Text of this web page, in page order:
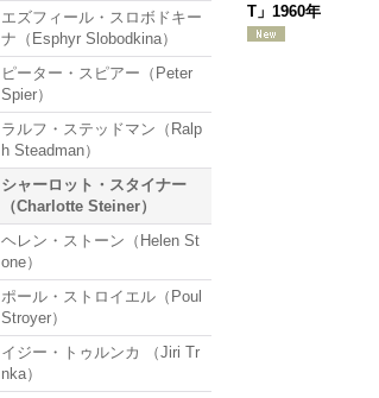
エズフィール・スロボドキー
ナ（Esphyr Slobodkina）
ピーター・スピアー（Peter
Spier）
ラルフ・ステッドマン（Ralp
h Steadman）
シャーロット・スタイナー
（Charlotte Steiner）
ヘレン・ストーン（Helen St
one）
ポール・ストロイエル（Poul
Stroyer）
イジー・トゥルンカ （Jiri Tr
nka）
T」1960年